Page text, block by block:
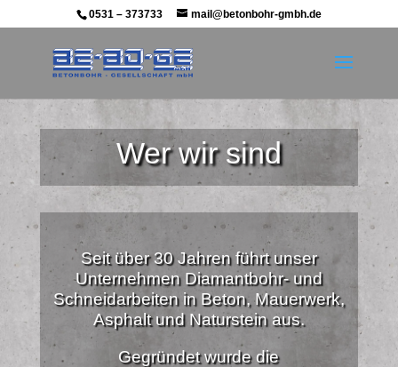
0531 – 373733 mail@betonbohr-gmbh.de
Wer wir sind
Seit über 30 Jahren führt unser
Unternehmen Diamantbohr- und
Schneidarbeiten in Beton, Mauerwerk,
Asphalt und Naturstein aus.
Gegründet wurde die